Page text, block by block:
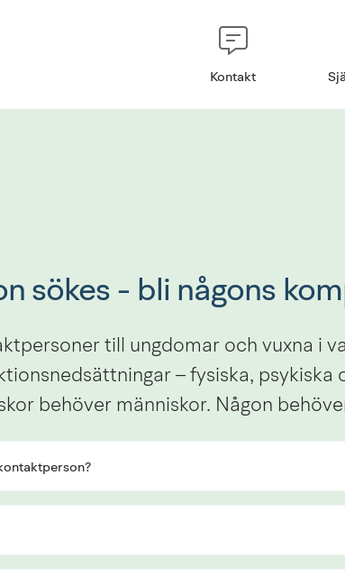
Kontakt
sökes - bli någons
till ungdomar och vuxna i
– fysiska, psykiska
behöver människor. Någon